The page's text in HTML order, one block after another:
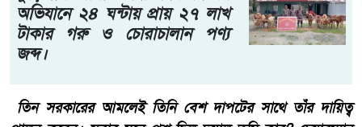
অভিযানে ২৪ ঘন্টায় প্রায় ২৭ লাখ
টাকার গরু ও চোরাচালান পণ্য
জব্দ।
তিন সরকারের আমলেই তিনি বেশ দাপটের সাথে তাঁর দায়িত্ব